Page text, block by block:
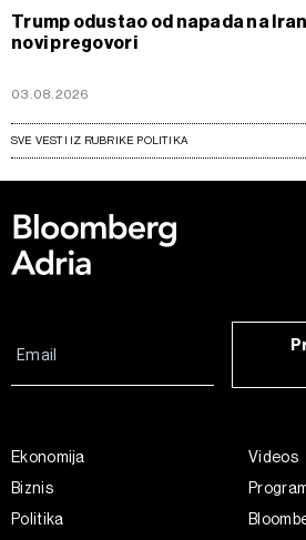
Trump odustao od napada na
novi pregovori
03.08.2026
SVE VESTI IZ RUBRIKE POLITIKA
Ekonomija
Biznis
Politika
Videos